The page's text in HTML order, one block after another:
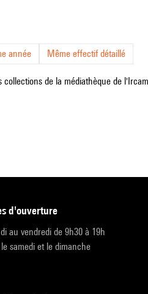
année Même effectif détaillé
de la médiathèque de
d'ouverture
au vendredi de 9h30 à 19h
samedi et le dimanche